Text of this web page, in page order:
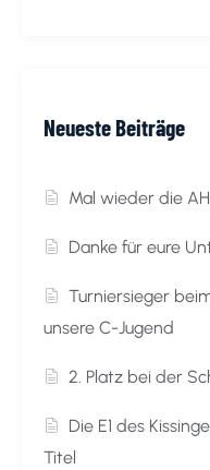
Neueste Beiträge
Mal wieder die
Danke für eure
Turniersieger
unsere C-Jugend
2. Platz bei der
Die E1 des
Titel